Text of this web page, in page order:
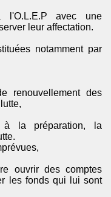
l'O.L.E.P avec une
leur affectation.
notamment par
renouvellement des
la préparation, la
ouvrir des comptes
les fonds qui lui sont